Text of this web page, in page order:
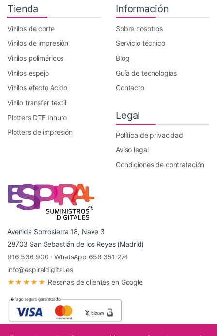
Tienda
Vinilos de corte
Vinilos de impresión
Vinilos poliméricos
Vinilos espejo
Vinilos efecto ácido
Vinilo transfer textil
Plotters DTF Innuro
Plotters de impresión
Información
Sobre nosotros
Servicio técnico
Blog
Guía de tecnologías
Contacto
Legal
Política de privacidad
Aviso legal
Condiciones de contratación
Avenida Somosierra 18, Nave 3
28703 San Sebastián de los Reyes (Madrid)
916 536 900 ·WhatsApp 656 351 274
info@espiraldigital.es
★★★★★ Reseñas de clientes en Google